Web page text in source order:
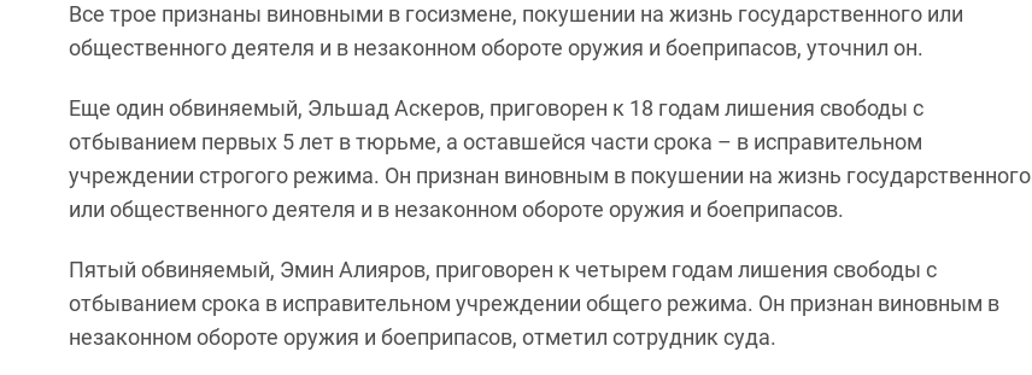
Все трое признаны виновными в госизмене, покушении на жизнь государственного или
общественного деятеля и в незаконном обороте оружия и боеприпасов, уточнил он.
Еще один обвиняемый, Эльшад Аскеров, приговорен к 18 годам лишения свободы с
отбыванием первых 5 лет в тюрьме, а оставшейся части срока – в исправительном
учреждении строгого режима. Он признан виновным в покушении на жизнь государственного
или общественного деятеля и в незаконном обороте оружия и боеприпасов.
Пятый обвиняемый, Эмин Алияров, приговорен к четырем годам лишения свободы с
отбыванием срока в исправительном учреждении общего режима. Он признан виновным в
незаконном обороте оружия и боеприпасов, отметил сотрудник суда.